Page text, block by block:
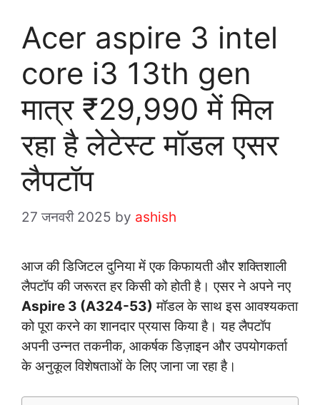
Acer aspire 3 intel
core i3 13th gen
मात्र ₹29,990 में मिल
रहा है लेटेस्ट मॉडल एसर
लैपटॉप
27 जनवरी 2025 by ashish
आज की डिजिटल दुनिया में एक किफायती और शक्तिशाली
लैपटॉप की जरूरत हर किसी को होती है। एसर ने अपने नए
Aspire 3 (A324-53) मॉडल के साथ इस आवश्यकता
को पूरा करने का शानदार प्रयास किया है। यह लैपटॉप
अपनी उन्नत तकनीक, आकर्षक डिज़ाइन और उपयोगकर्ता
के अनुकूल विशेषताओं के लिए जाना जा रहा है।